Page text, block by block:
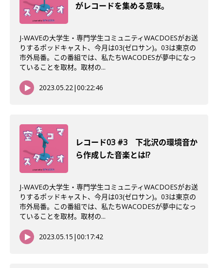
がレコードを集める意味。
J-WAVEの大学生・専門学生コミュニティWACDOESがお送
りするポッドキャスト、今月は03(ゼロサン)。03は東京の
市外局番。この番組では、私たちWACODESが夢中になっ
ていることを取材。取材の...
2023.05.22|00:22:46
レコード03 #3 下北沢の環境音か
ら作成した音楽とは!?
J-WAVEの大学生・専門学生コミュニティWACDOESがお送
りするポッドキャスト、今月は03(ゼロサン)。03は東京の
市外局番。この番組では、私たちWACODESが夢中になっ
ていることを取材。取材の...
2023.05.15 |00:17:42